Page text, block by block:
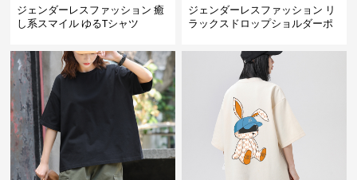
ジェンダーレスファッション 癒
し系スマイル ゆるTシャツ
ジェンダーレスファッション リ
ラックスドロップショルダーポ